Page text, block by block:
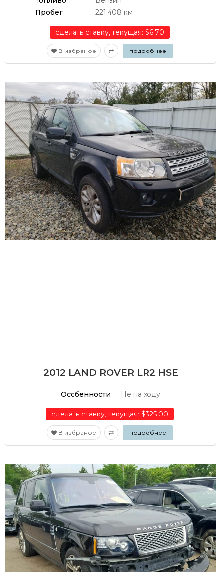
Пробег
221.408 км
сделать ставку, текущая: $6.70
В избраное подробнее
2012 LAND ROVER LR2 HSE
Особенности Не на ходу
сделать ставку, текущая: $325.00
В избраное подробнее